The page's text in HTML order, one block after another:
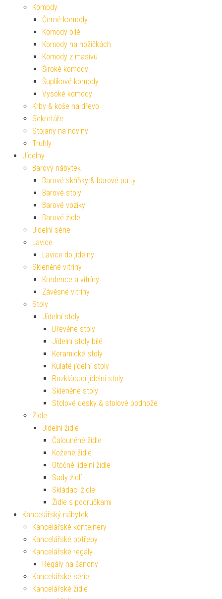
Komody
Černé komody
Komody bílé
Komody na nožičkách
Komody z masivu
Široké komody
Šuplíkové komody
Vysoké komody
Krby & koše na dřevo
Sekretáře
Stojany na noviny
Truhly
Jídelny
Barový nábytek
Barové skříňky & barové pulty
Barové stoly
Barové vozíky
Barové židle
Jídelní série
Lavice
Lavice do jídelny
Skleněné vitríny
Kredence a vitríny
Závěsné vitríny
Stoly
Jídelní stoly
Dřevěné stoly
Jídelní stoly bílé
Keramické stoly
Kulaté jídelní stoly
Rozkládací jídelní stoly
Skleněné stoly
Stolové desky & stolové podnože
Židle
Jídelní židle
Čalouněné židle
Kožené židle
Otočné jídelní židle
Sady židlí
Skládací židle
Židle s područkami
Kancelářský nábytek
Kancelářské kontejnery
Kancelářské potřeby
Kancelářské regály
Regály na šanony
Kancelářské série
Kancelářské židle